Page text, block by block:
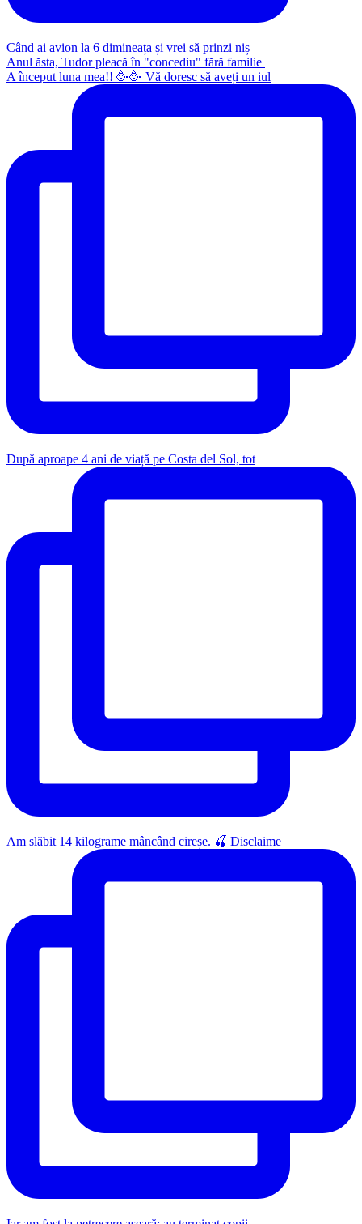
Când ai avion la 6 dimineața și vrei să prinzi niș
Anul ăsta, Tudor pleacă în "concediu" fără familie
A început luna mea!! 🥳🥳 Vă doresc să aveți un iul
După aproape 4 ani de viață pe Costa del Sol, tot
Am slăbit 14 kilograme mâncând cireșe. 🍒 Disclaime